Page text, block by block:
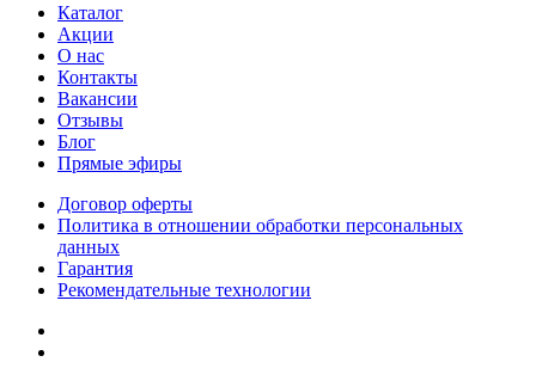
Каталог
Акции
О нас
Контакты
Вакансии
Отзывы
Блог
Прямые эфиры
Договор оферты
Политика в отношении обработки персональных
данных
Гарантия
Рекомендательные технологии